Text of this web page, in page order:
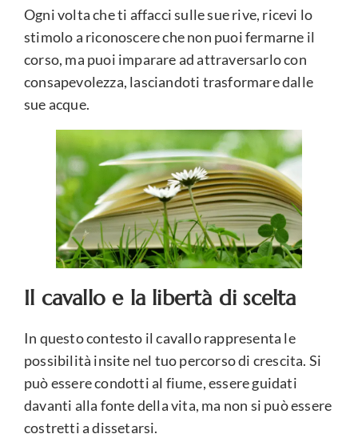
Ogni volta che ti affacci sulle sue rive, ricevi lo
stimolo a riconoscere che non puoi fermarne il
corso, ma puoi imparare ad attraversarlo con
consapevolezza, lasciandoti trasformare dalle
sue acque.
Il cavallo e la libertà di scelta
In questo contesto il cavallo rappresenta le
possibilità insite nel tuo percorso di crescita. Si
può essere condotti al fiume, essere guidati
davanti alla fonte della vita, ma non si può essere
costretti a dissetarsi.